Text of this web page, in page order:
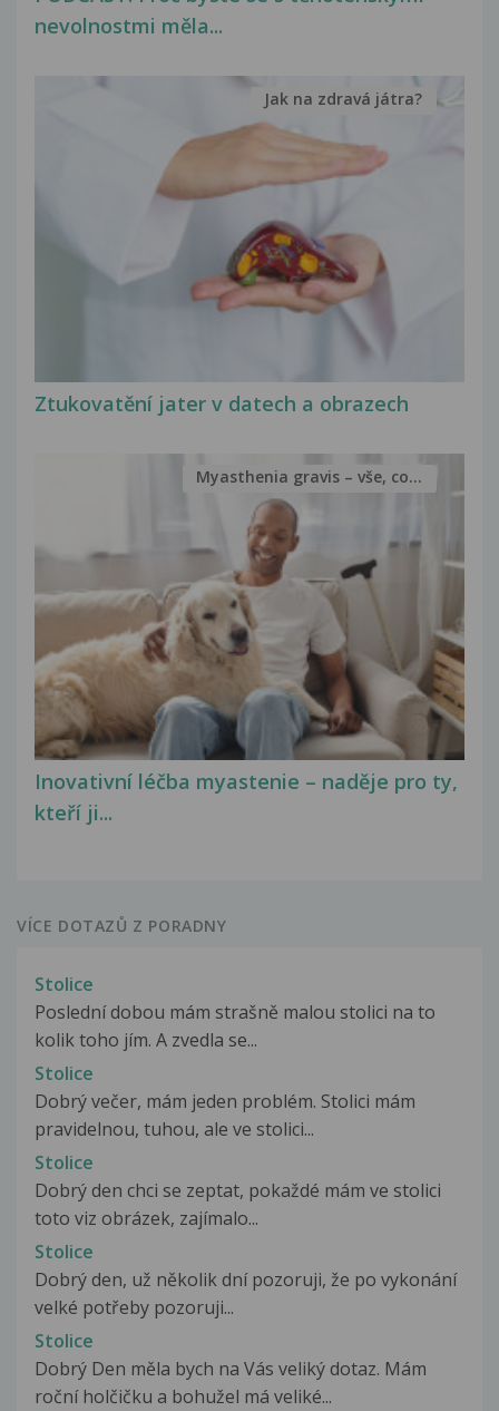
nevolnostmi měla...
Ztukovatění jater v datech a obrazech
Jak na zdravá játra?
Inovativní léčba myastenie – naděje pro ty,
kteří ji...
Myasthenia gravis – vše, co...
VÍCE DOTAZŮ Z PORADNY
Stolice
Poslední dobou mám strašně malou stolici na to
kolik toho jím. A zvedla se...
Stolice
Dobrý večer, mám jeden problém. Stolici mám
pravidelnou, tuhou, ale ve stolici...
Stolice
Dobrý den chci se zeptat, pokaždé mám ve stolici
toto viz obrázek, zajímalo...
Stolice
Dobrý den, už několik dní pozoruji, že po vykonání
velké potřeby pozoruji...
Stolice
Dobrý Den měla bych na Vás veliký dotaz. Mám
roční holčičku a bohužel má veliké...